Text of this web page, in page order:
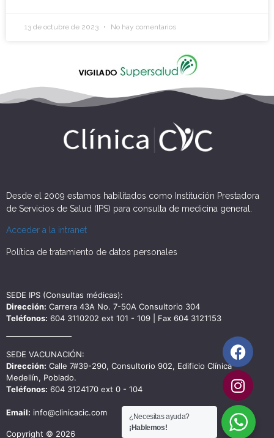
13 de octubre de 2023 No hay comentarios
Desde el 2009 estamos habilitados como Institución Prestadora
de Servicios de Salud (IPS) para consulta de medicina general.
Acceder a la intranet
Política de tratamiento de datos personales
SEDE IPS (Consultas médicas):
Dirección: Carrera 43A No. 7-50A Consultorio 304
Teléfonos: 604 3110202 ext 101 - 109 | Fax 604 3121153
SEDE VACUNACIÓN:
Dirección: Calle 7#39-290, Consultorio 902, Edificio Clínica
Medellín, Poblado.
Teléfonos: 604 3124170 ext 0 - 104
Email: info@clinicacic.com
Copyright © 2026
¿Necesitas ayuda?
¡Hablemos!